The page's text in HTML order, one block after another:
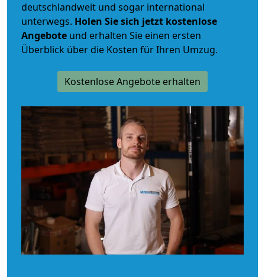
deutschlandweit und sogar international
unterwegs. Holen Sie sich jetzt kostenlose
Angebote und erhalten Sie einen ersten
Überblick über die Kosten für Ihren Umzug.
Kostenlose Angebote erhalten